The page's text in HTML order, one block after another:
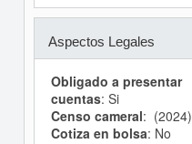
Aspectos Legales
Obligado a presentar
cuentas: Si
Censo cameral: (2024)
Cotiza en bolsa: No